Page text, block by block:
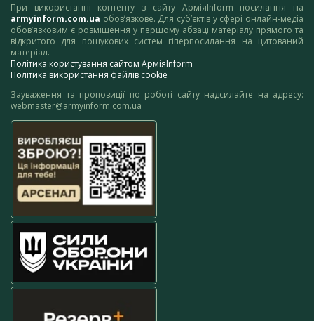
При використанні контенту з сайту АрміяInform посилання на
armyinform.com.ua обов’язкове. Для суб’єктів у сфері онлайн-медіа
обов’язковим є розміщення у першому абзаці матеріалу прямого та
відкритого для пошукових систем гіперпосилання на цитований
матеріал.
Політика користування сайтом АрміяInform
Політика використання файлів cookie
Зауваження та пропозиції по роботі сайту надсилайте на адресу:
webmaster@armyinform.com.ua